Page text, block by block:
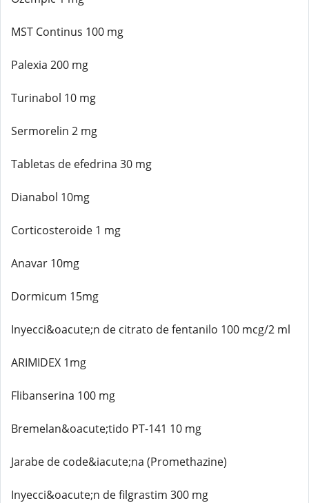
MST Continus 100 mg
Palexia 200 mg
Turinabol 10 mg
Sermorelin 2 mg
Tabletas de efedrina 30 mg
Dianabol 10mg
Corticosteroide 1 mg
Anavar 10mg
Dormicum 15mg
Inyecci&oacute;n de citrato de fentanilo 100 mcg/2 ml
ARIMIDEX 1mg
Flibanserina 100 mg
Bremelan&oacute;tido PT-141 10 mg
Jarabe de code&iacute;na (Promethazine)
Inyecci&oacute;n de filgrastim 300 mg